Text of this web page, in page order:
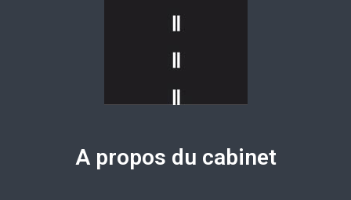
A propos du cabinet